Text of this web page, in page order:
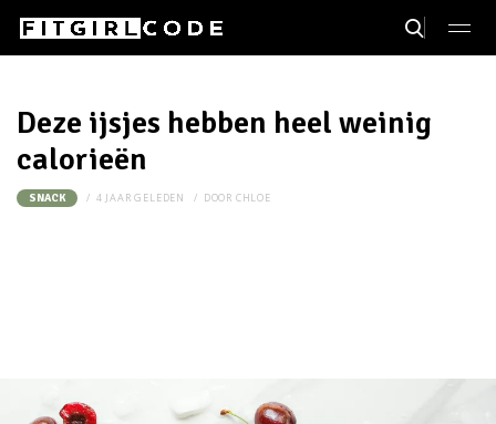
Deze ijsjes hebben heel weinig
calorieën
SNACK 4 JAAR GELEDEN DOOR CHLOE